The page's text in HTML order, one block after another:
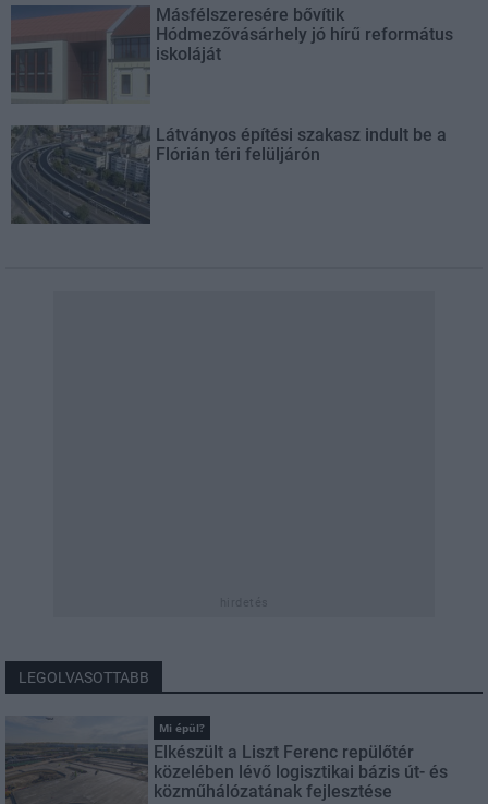
Másfélszeresére bővítik
Hódmezővásárhely jó hírű református
iskoláját
Látványos építési szakasz indult be a
Flórián téri felüljárón
LEGOLVASOTTABB
Mi épül?
Elkészült a Liszt Ferenc repülőtér
közelében lévő logisztikai bázis út- és
közműhálózatának fejlesztése